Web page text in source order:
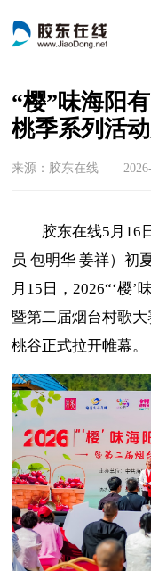
“樱”味海阳
桃季系列活
来源：胶东在线 2026-
胶东在线5月16日
员 包明华 姜祥）初
月15日，2026“‘樱’
暨第二届烟台村歌
桃谷正式拉开帷幕。